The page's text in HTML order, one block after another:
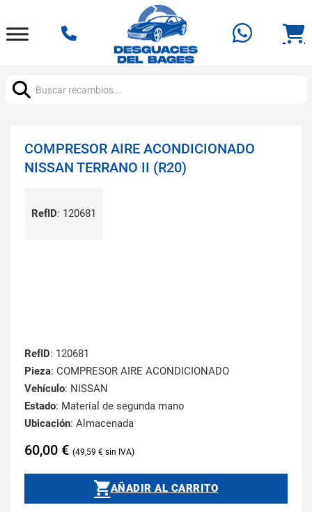
COMPRESOR AIRE ACONDICIONADO
NISSAN TERRANO II (R20)
RefID: 120681
RefID: 120681
Pieza: COMPRESOR AIRE ACONDICIONADO
Vehículo: NISSAN
Estado: Material de segunda mano
Ubicación: Almacenada
60,00 € 49,59 €
AÑADIR AL CARRITO